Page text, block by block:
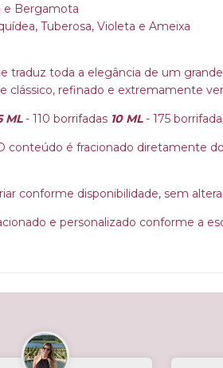
e Bergamota
Tuberosa, Violeta e Ameixa
toda a elegância de um
clássico, refinado e extremamente
ML- 110 borrifadas 10 ML- 175
é fracionado diretamente
conforme disponibilidade, sem
e personalizado conforme a